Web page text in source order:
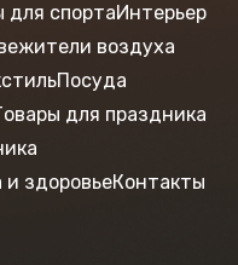
для спортаИнтерьер
воздуха
Посуда
для праздника
и здоровьеКонтакты